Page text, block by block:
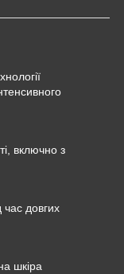
включно з
час довгих
шкіра